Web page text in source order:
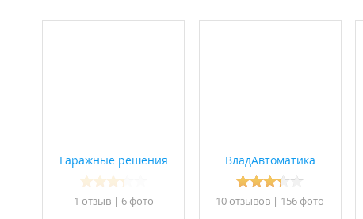
Гаражные решения
1 отзыв | 6 фото
ВладАвтоматика
10 отзывов | 156 фото